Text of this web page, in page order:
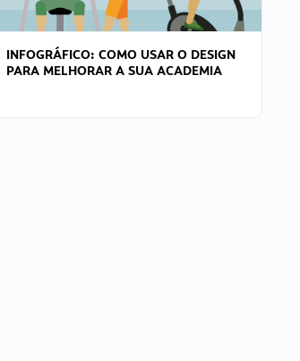
INFOGRÁFICO: COMO USAR O DESIGN
PARA MELHORAR A SUA ACADEMIA